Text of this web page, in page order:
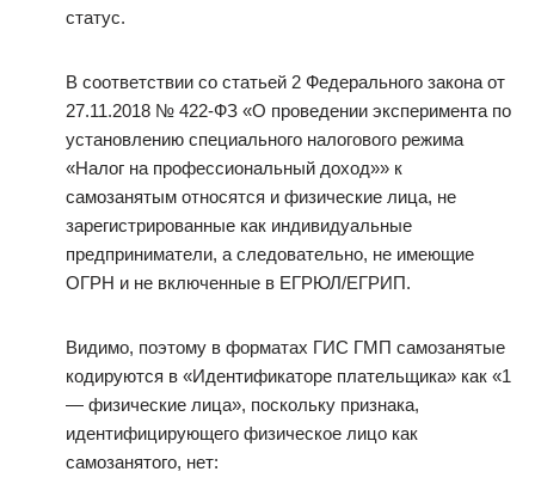
статус.
В соответствии со статьей 2 Федерального закона от
27.11.2018 № 422-ФЗ «О проведении эксперимента по
установлению специального налогового режима
«Налог на профессиональный доход»» к
самозанятым относятся и физические лица, не
зарегистрированные как индивидуальные
предприниматели, а следовательно, не имеющие
ОГРН и не включенные в ЕГРЮЛ/ЕГРИП.
Видимо, поэтому в форматах ГИС ГМП самозанятые
кодируются в «Идентификаторе плательщика» как «1
— физические лица», поскольку признака,
идентифицирующего физическое лицо как
самозанятого, нет: